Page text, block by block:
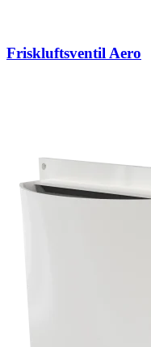
Friskluftsventil Aero